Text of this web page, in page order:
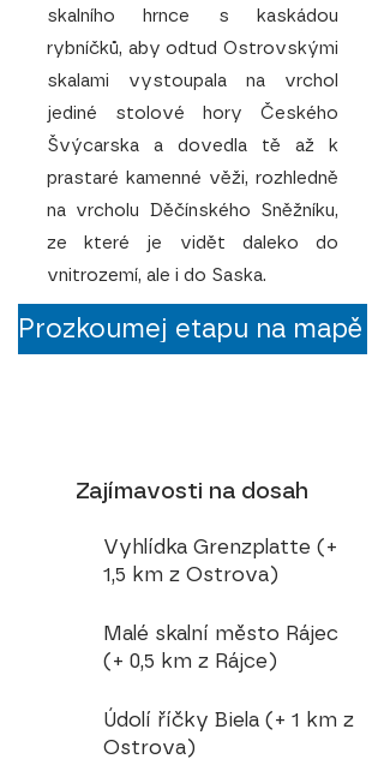
skalního hrnce s kaskádou
rybníčků, aby odtud Ostrovskými
skalami vystoupala na vrchol
jediné stolové hory Českého
Švýcarska a dovedla tě až k
prastaré kamenné věži, rozhledně
na vrcholu Děčínského Sněžníku,
ze které je vidět daleko do
vnitrozemí, ale i do Saska.
Prozkoumej etapu na mapě
Zajímavosti na dosah
Vyhlídka Grenzplatte (+
1,5 km z Ostrova)
Malé skalní město Rájec
(+ 0,5 km z Rájce)
​Údolí říčky Biela (+ 1 km z
Ostrova)